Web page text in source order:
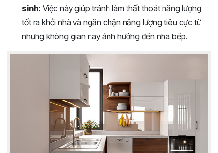
sinh: Việc này giúp tránh làm thất thoát năng lượng
tốt ra khỏi nhà và ngăn chặn năng lượng tiêu cực từ
những không gian này ảnh hưởng đến nhà bếp.